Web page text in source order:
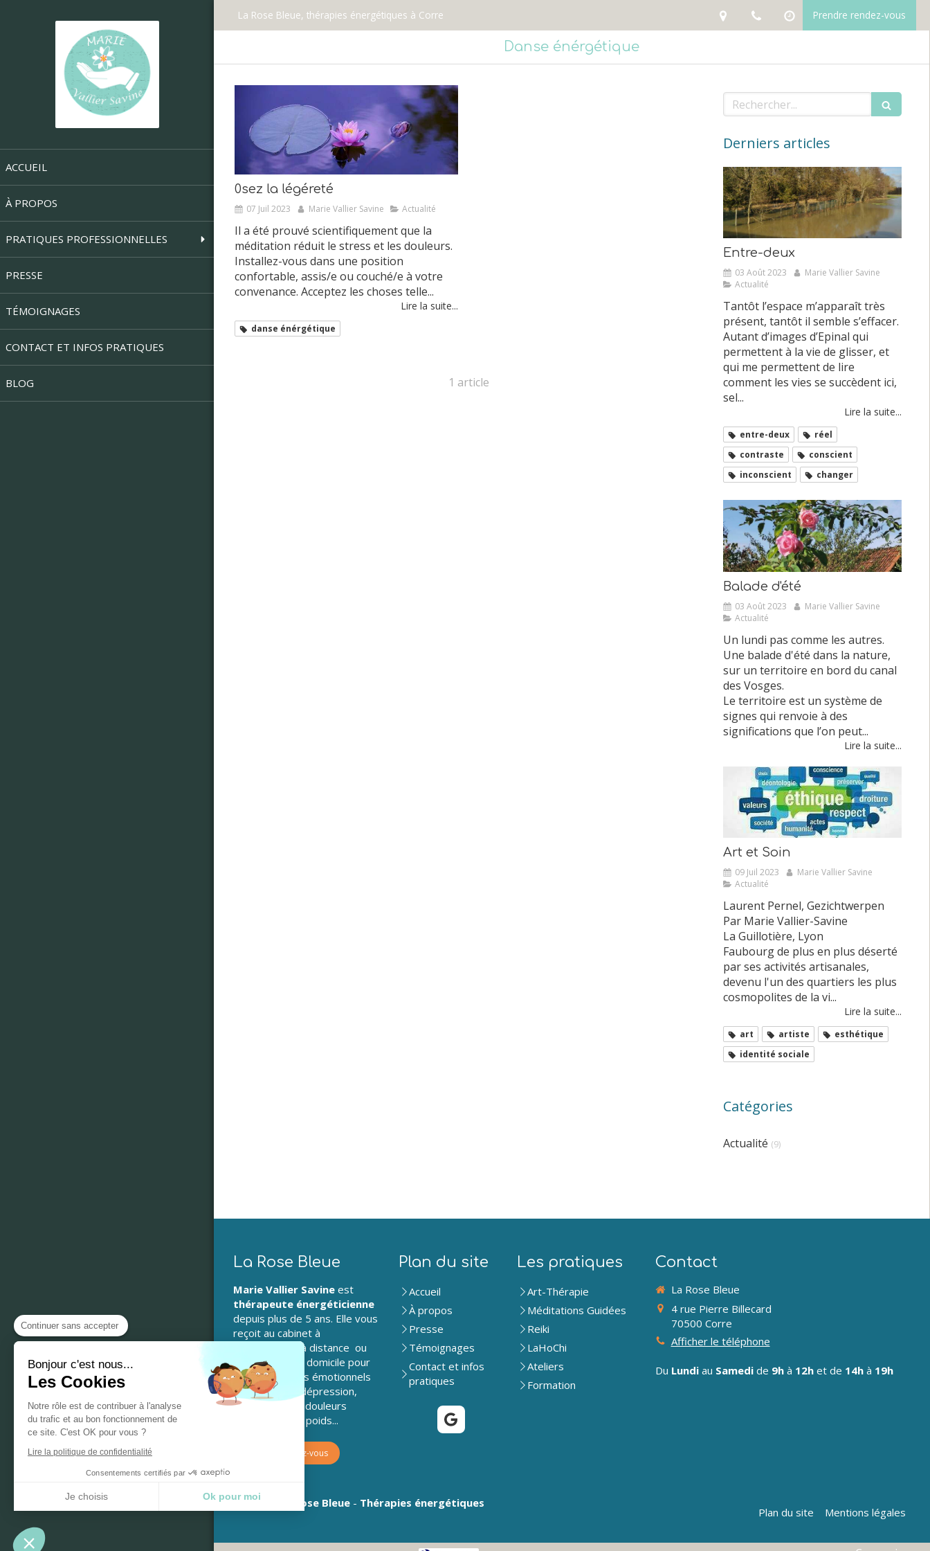
ACCUEIL
À PROPOS
PRATIQUES PROFESSIONNELLES
PRESSE
TÉMOIGNAGES
CONTACT ET INFOS PRATIQUES
BLOG
La Rose Bleue, thérapies énergétiques à Corre Prendre rendez-vous
Danse énérgétique
0sez la légéreté
07 Juil 2023 Marie Vallier Savine Actualité
Il a été prouvé scientifiquement que la
méditation réduit le stress et les douleurs.
Installez-vous dans une position
confortable, assis/e ou couché/e à votre
convenance. Acceptez les choses telle...
Lire la suite...
danse énérgétique
1 article
Rechercher
Derniers articles
Entre-deux
03 Août 2023
Marie Vallier Savine
Actualité
Tantôt l’espace m’apparaît très
présent, tantôt il semble s’effacer.
Autant d’images d’Epinal qui
permettent à la vie de glisser, et
qui me permettent de lire
comment les vies se succèdent ici,
sel...
Lire la suite...
entre-deux
réel
contraste
conscient
inconscient
changer
Balade d'été
03 Août 2023
Marie Vallier Savine
Actualité
Un lundi pas comme les autres.
Une balade d'été dans la nature,
sur un territoire en bord du canal
des Vosges.
Le territoire est un système de
signes qui renvoie à des
significations que l’on peut...
Lire la suite...
Art et Soin
09 Juil 2023
Marie Vallier Savine
Actualité
Laurent Pernel, Gezichtwerpen
Par Marie Vallier-Savine
La Guillotière, Lyon
Faubourg de plus en plus déserté
par ses activités artisanales,
devenu l'un des quartiers les plus
cosmopolites de la vi...
Lire la suite...
art artiste
esthétique
identité sociale
Catégories
Actualité (9)
La Rose Bleue
Marie Vallier Savineest
thérapeute énergéticienne
depuis plus de 5 ans. Elle vous
reçoit au cabinet à
Corre, assure à distance ou
encore à votre domicile pour
tous problèmes émotionnels
de stress, de dépression,
d'angoisse, de douleurs
chroniques, de poids...
Prendre rendez-vous
Plan du site
Accueil
À propos
Presse
Témoignages
Contact et infos
pratiques
Les pratiques
Art-Thérapie
Méditations Guidées
Reiki
LaHoChi
Ateliers
Formation
Contact
La Rose Bleue
4 rue Pierre Billecard
70500 Corre
Afficher le téléphone
Du Lundiau Samedide 9hà 12het de 14hà 19h
©2021 - La Rose Bleue- Thérapies énergétiques
Plan du site Mentions légales
Continuer sans accepter
Bonjour c'est nous...
Les Cookies
Notre rôle est de contribuer à l'analyse
du trafic et au bon fonctionnement de
ce site. C'est OK pour vous ?
Lire la politique de confidentialité
Consentements certifiés par
Je choisis Ok pour moi
Notre plateforme vous permet d'adapter et de gérer vos paramètres de confidentialité, en garantissant la conformité avec les réglementations. Personnalisez vos préférences pour contrôler la manière dont vos informations sont manipulées.